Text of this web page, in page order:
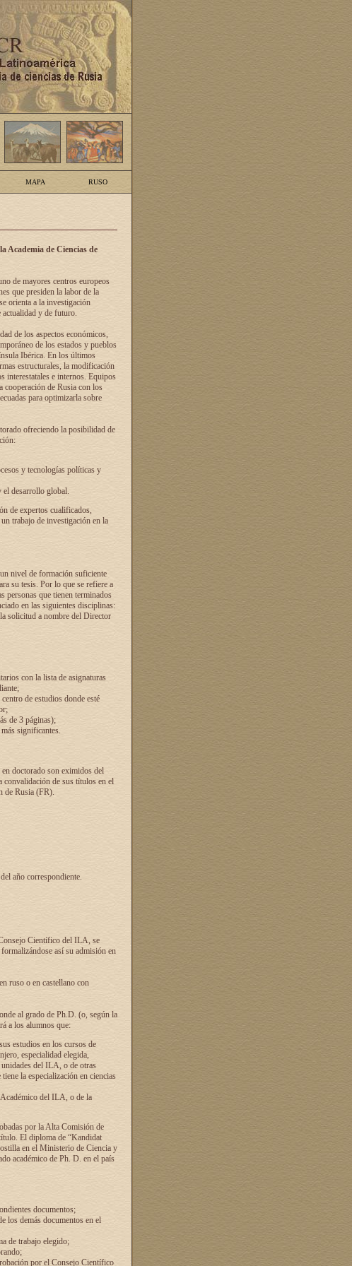
MAPA RUSO
Academia de Ciencias de
de mayores centros europeos
que presiden la labor de la
orienta a la investigación
y de futuro.
de los aspectos económicos,
de los estados y pueblos
Ibérica. En los últimos
estructurales, la modificación
interestatales e internos. Equipos
cooperación de Rusia con los
para optimizarla sobre
ofreciendo la posibilidad de
y tecnologías políticas y
el desarrollo global.
de expertos cualificados,
trabajo de investigación en la
nivel de formación suficiente
su tesis. Por lo que se refiere a
personas que tienen terminados
en las siguientes disciplinas:
solicitud a nombre del Director
con la lista de asignaturas
de estudios donde esté
de 3 páginas);
significantes.
doctorado son eximidos del
convalidación de sus títulos en el
de Rusia (FR).
año correspondiente.
Científico del ILA, se
así su admisión en
ruso o en castellano con
al grado de Ph.D. (o, según la
a los alumnos que:
estudios en los cursos de
especialidad elegida,
del ILA, o de otras
la especialización en ciencias
del ILA, o de la
por la Alta Comisión de
El diploma de “Kandidat
en el Ministerio de Ciencia y
académico de Ph. D. en el país
documentos;
los demás documentos en el
de trabajo elegido;
por el Consejo Científico